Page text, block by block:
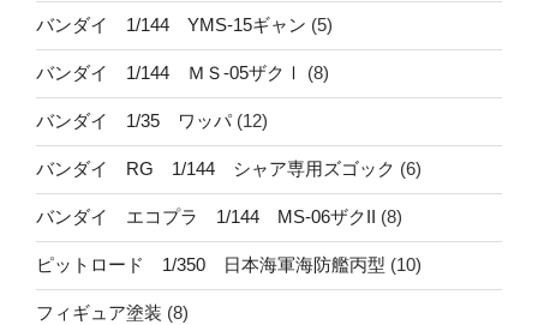
バンダイ 1/144 YMS-15ギャン (5)
バンダイ 1/144 ＭＳ-05ザクⅠ (8)
バンダイ 1/35 ワッパ(12)
バンダイ RG 1/144 シャア専用ズゴック (6)
バンダイ エコプラ 1/144 MS-06ザクII (8)
ピットロード 1/350 日本海軍海防艦丙型 (10)
フィギュア塗装 (8)